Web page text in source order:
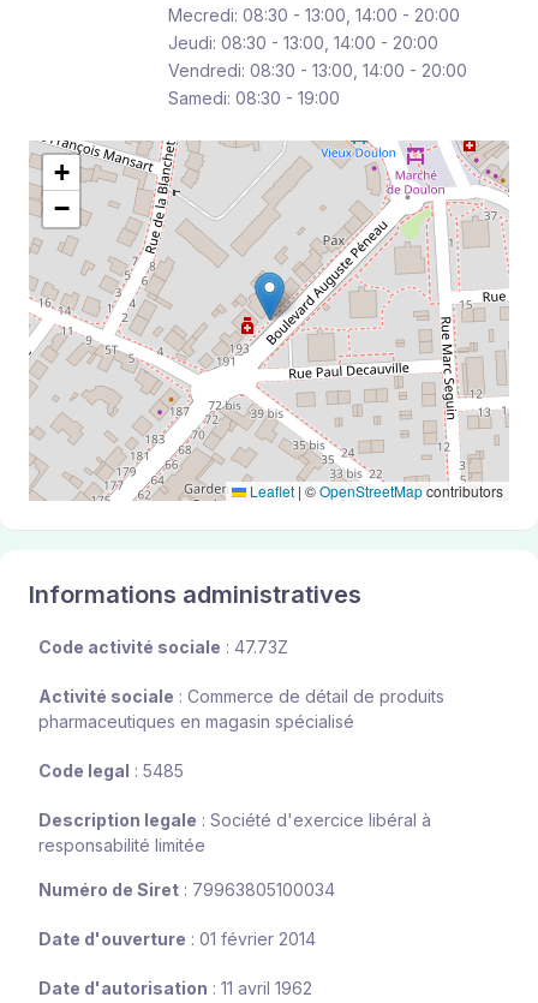
Mecredi: 08:30 - 13:00, 14:00 - 20:00
Jeudi: 08:30 - 13:00, 14:00 - 20:00
Vendredi: 08:30 - 13:00, 14:00 - 20:00
Samedi: 08:30 - 19:00
+
−
Leaflet | ©OpenStreetMapcontributors
Informations administratives
Code activité sociale : 47.73Z
Activité sociale : Commerce de détail de produits
pharmaceutiques en magasin spécialisé
Code legal : 5485
Description legale : Société d'exercice libéral à
responsabilité limitée
Numéro de Siret : 79963805100034
Date d'ouverture : 01 février 2014
Date d'autorisation : 11 avril 1962